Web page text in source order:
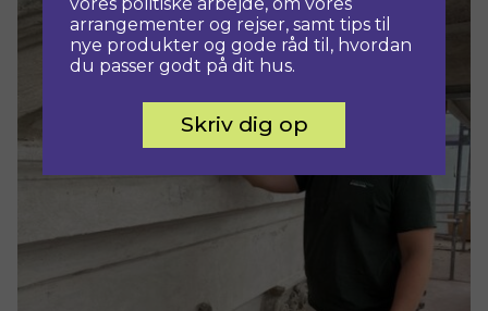
arrangementer og rejser, samt tips til
nye produkter og gode råd til, hvordan
du passer godt på dit hus.
Skriv dig op